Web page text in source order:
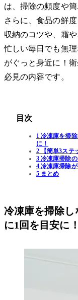
は、掃除の頻度や
さらに、食品の鮮
収納のコツや、霜
忙しい毎日でも無
がぐっと身近に！
必見の内容です。
目次
1 冷凍庫を掃
に！
2 【簡単3ステ
3 冷凍庫掃除
4 冷凍庫掃除
5 まとめ
冷凍庫を掃除し
に1回を目安に！